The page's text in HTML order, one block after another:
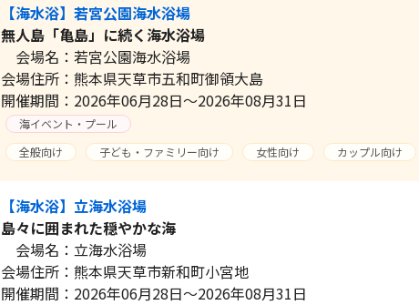
【海水浴】若宮公園海水浴場
無人島「亀島」に続く海水浴場
会場名：若宮公園海水浴場
会場住所：熊本県天草市五和町御領大島
開催期間：2026年06月28日～2026年08月31日
海イベント・プール
全般向け
子ども・ファミリー向け 女性向け カップル向け
【海水浴】立海水浴場
島々に囲まれた穏やかな海
会場名：立海水浴場
会場住所：熊本県天草市新和町小宮地
開催期間：2026年06月28日～2026年08月31日